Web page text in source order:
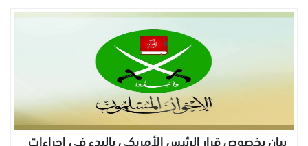
بيان بخصوص قرار الرئيس الأمريكي بالبدء في إجراءات